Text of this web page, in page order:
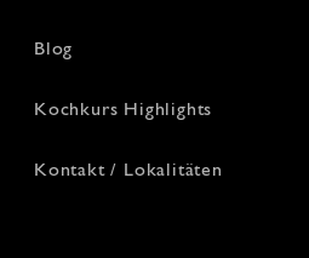
Blog
Kochkurs Highlights
Kontakt / Lokalitäten